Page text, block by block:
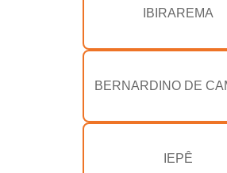
IBIRAREMA
BERNARDINO DE
IEPÊ